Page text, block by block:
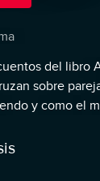
del libro
sobre
y como el